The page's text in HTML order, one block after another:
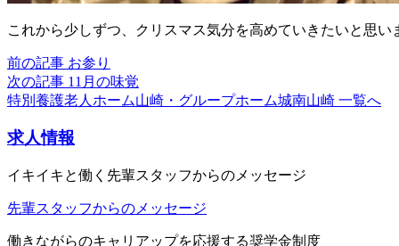
これから少しずつ、クリスマス気分を高めていきたいと思い
前の記事 お参り
次の記事 11月の味覚
特別養護老人ホーム山崎・グループホーム城南山崎 一覧へ
求人情報
イキイキと働く先輩スタッフからのメッセージ
先輩スタッフからのメッセージ
働きながらのキャリアップを応援する奨学金制度